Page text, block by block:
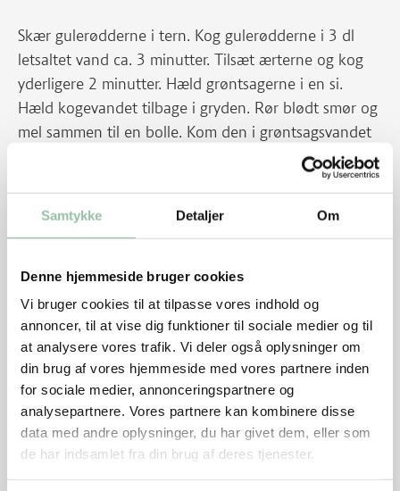
Samtykke Detaljer Om
Denne hjemmeside bruger cookies
Vi bruger cookies til at tilpasse vores indhold og
annoncer, til at vise dig funktioner til sociale medier og til
at analysere vores trafik. Vi deler også oplysninger om
din brug af vores hjemmeside med vores partnere inden
for sociale medier, annonceringspartnere og
analysepartnere. Vores partnere kan kombinere disse
data med andre oplysninger, du har givet dem, eller som
de har indsamlet fra din brug af deres tjenester.
Skær gulerødderne i tern. Kog gulerødderne i 3 dl
letsaltet vand ca. 3 minutter. Tilsæt ærterne og kog
yderligere 2 minutter. Hæld grøntsagerne i en si.
Hæld kogevandet tilbage i gryden. Rør blødt smør og
mel sammen til en bolle. Kom den i grøntsagsvandet
og lad den smelte ved svag varme uden omrøring.
Rør saucen igennem og kog den et par minutter.
over ved servering.
Tips
I stedet for stuvede ærter og gulerødder kan
serveres stuvet spinat eller stuvet hvidkål.
Brug evt. en blanding frosne ærter og gulerødder
til stuvningen.
Energifordeling
Nu hedder det hakket grisekød. Før hed udskæringen